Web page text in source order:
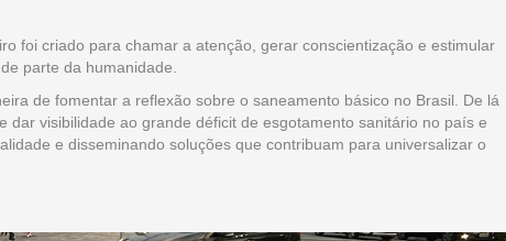
foi criado para chamar a atenção, gerar conscientização e estimular
parte da humanidade.
de fomentar a reflexão sobre o saneamento básico no Brasil. De lá
visibilidade ao grande déficit de esgotamento sanitário no país e
e disseminando soluções que contribuam para universalizar o